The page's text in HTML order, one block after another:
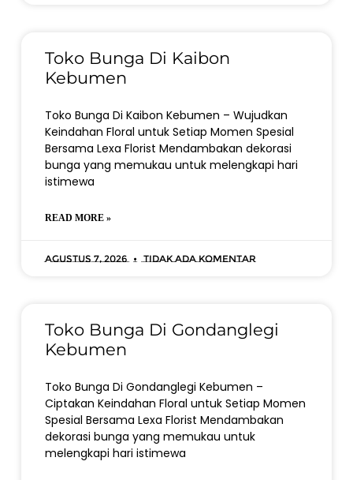
Toko Bunga Di Kaibon
Kebumen
Toko Bunga Di Kaibon Kebumen – Wujudkan
Keindahan Floral untuk Setiap Momen Spesial
Bersama Lexa Florist Mendambakan dekorasi
bunga yang memukau untuk melengkapi hari
istimewa
READ MORE »
Agustus 7, 2026 Tidak ada komentar
Toko Bunga Di Gondanglegi
Kebumen
Toko Bunga Di Gondanglegi Kebumen –
Ciptakan Keindahan Floral untuk Setiap Momen
Spesial Bersama Lexa Florist Mendambakan
dekorasi bunga yang memukau untuk
melengkapi hari istimewa